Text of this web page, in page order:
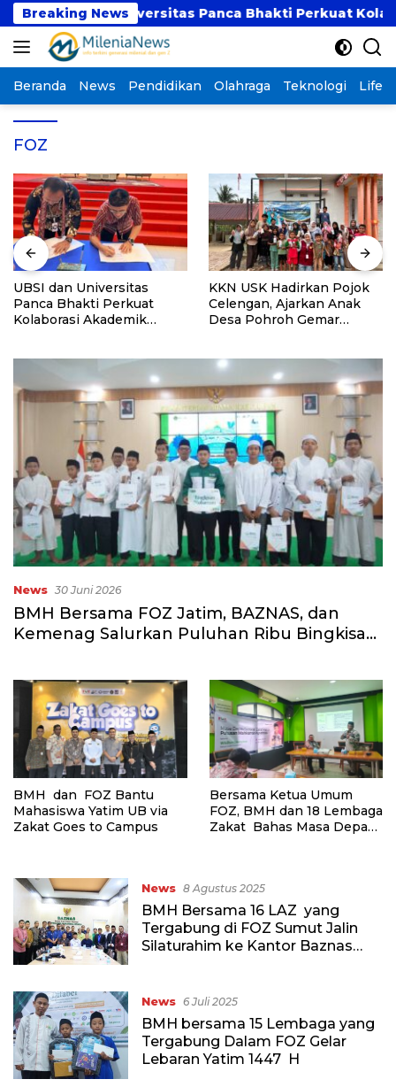
Langsung
ke
konten
Breaking News
dan Universitas Panca Bhakti Perkuat Kolaborasi
Beranda News Pendidikan Olahraga Teknologi
FOZ
UBSI dan Universitas
Panca Bhakti Perkuat
Kolaborasi Akademik
KKN USK Hadirkan Pojok
Celengan, Ajarkan Anak
Desa Pohroh Gemar
News 30 Juni 2026
BMH Bersama FOZ Jatim, BAZNAS, dan
Kemenag Salurkan Puluhan Ribu Bingkisan
BMH dan FOZ Bantu
Mahasiswa Yatim UB via
Zakat Goes to Campus
Bersama Ketua Umum
FOZ, BMH dan 18 Lembaga
Zakat Bahas Masa Depan
News 8 Agustus 2025
BMH Bersama 16 LAZ yang
Tergabung di FOZ Sumut Jalin
Silaturahim ke Kantor Baznas
News 6 Juli 2025
BMH bersama 15 Lembaga yang
Tergabung Dalam FOZ Gelar
Lebaran Yatim 1447 H